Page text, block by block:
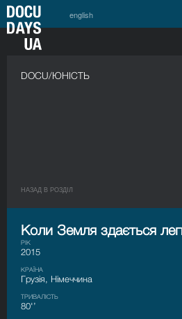
english
DOCU/ЮНІСТЬ
НАЗАД В РОЗДIЛ
Коли Земля здається
РІК
2015
КРАЇНА
Грузія, Німеччина
ТРИВАЛІСТЬ
80'’